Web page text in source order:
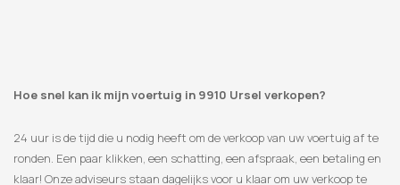
Hoe snel kan ik mijn voertuig in 9910 Ursel verkopen?
24 uur is de tijd die u nodig heeft om de verkoop van uw voertuig af te
ronden. Een paar klikken, een schatting, een afspraak, een betaling en
klaar! Onze adviseurs staan ​​dagelijks voor u klaar om uw verkoop te